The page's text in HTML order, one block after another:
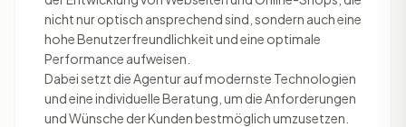
nicht nur optisch ansprechend sind, sondern auch eine
hohe Benutzerfreundlichkeit und eine optimale
Performance aufweisen.
Dabei setzt die Agentur auf modernste Technologien
und eine individuelle Beratung, um die Anforderungen
und Wünsche der Kunden bestmöglich umzusetzen.